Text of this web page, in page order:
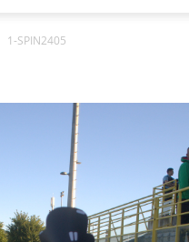
1-SPIN2405